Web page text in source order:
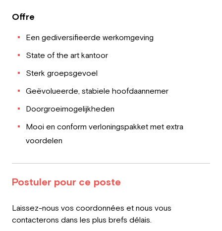
Offre
Een gediversifieerde werkomgeving
State of the art kantoor
Sterk groepsgevoel
Geëvolueerde, stabiele hoofdaannemer
Doorgroeimogelijkheden
Mooi en conform verloningspakket met extra
voordelen
Postuler pour ce poste
Laissez-nous vos coordonnées et nous vous
contacterons dans les plus brefs délais.